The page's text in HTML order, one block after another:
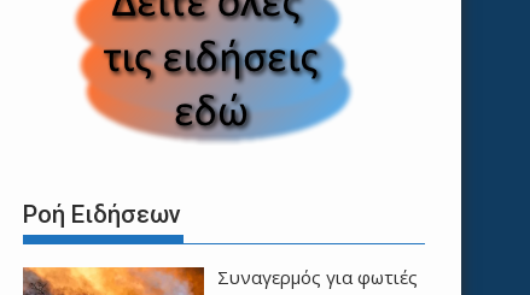
Ροή Ειδήσεων
Συναγερμός για φωτιές